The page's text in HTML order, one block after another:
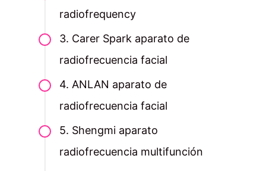
radiofrequency
3. Carer Spark aparato de
radiofrecuencia facial
4. ANLAN aparato de
radiofrecuencia facial
5. Shengmi aparato
radiofrecuencia multifunción